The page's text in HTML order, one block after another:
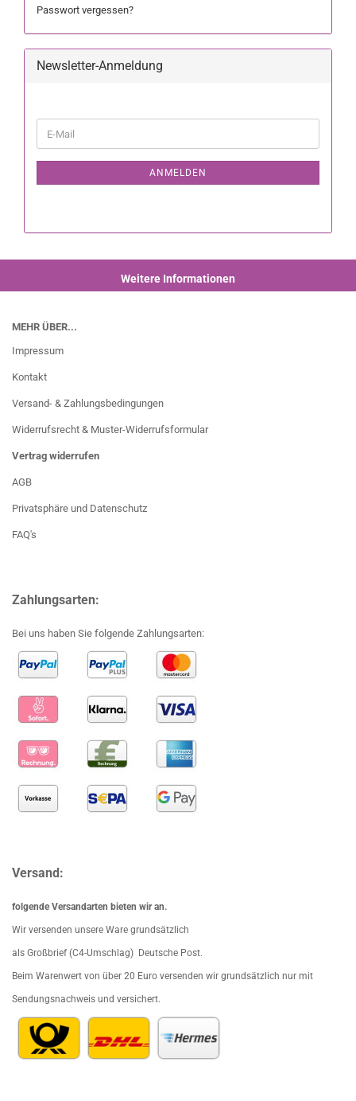
Passwort vergessen?
Newsletter-Anmeldung
ANMELDEN
Weitere Informationen
MEHR ÜBER...
Impressum
Kontakt
Versand- & Zahlungsbedingungen
Widerrufsrecht & Muster-Widerrufsformular
Vertrag widerrufen
AGB
Privatsphäre und Datenschutz
FAQ's
Zahlungsarten:
Bei uns haben Sie folgende Zahlungsarten:
Versand:
folgende Versandarten bieten wir an.
Wir versenden unsere Ware grundsätzlich
als Großbrief (C4-Umschlag) Deutsche Post.
Beim Warenwert von über 20 Euro versenden wir grundsätzlich nur mit
Sendungsnachweis und versichert.